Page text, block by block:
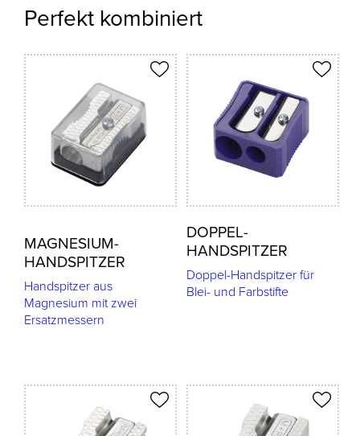
Perfekt kombiniert
MAGNESIUM-
HANDSPITZER
Handspitzer aus
Magnesium mit zwei
Ersatzmessern
merken
DOPPEL-
HANDSPITZER
Doppel-Handspitzer für
Blei- und Farbstifte
Produkt merken
merken Produkt merken